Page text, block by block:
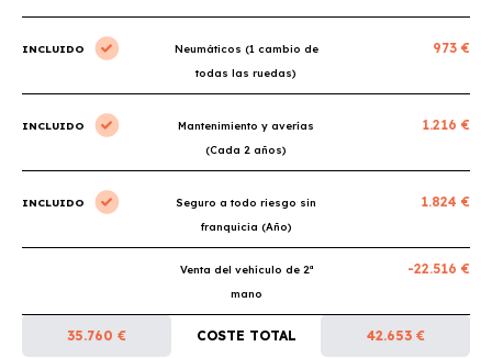
INCLUIDO
Neumáticos (1 cambio de
todas las ruedas)
973 €
INCLUIDO
Mantenimiento y averías
(Cada 2 años)
1.216 €
INCLUIDO
Seguro a todo riesgo sin
franquicia (Año)
1.824 €
Venta del vehículo de 2ª
mano
-22.516 €
35.760 € COSTE TOTAL 42.653 €